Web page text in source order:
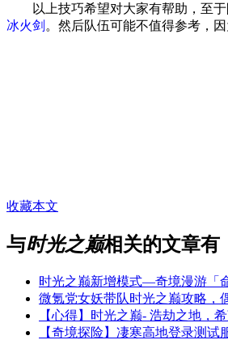
以上技巧希望对大家有帮助，至
冰火剑 。 然后队伍可能不值得参考，
收藏本文
与时光之巅相关的文章有
时光之巅新增模式—奇境漫游「
微氪党女妖带队时光之巅攻略，
【心得】时光之巅- 浩劫之地，
【奇境探险】凄寒高地登录测试